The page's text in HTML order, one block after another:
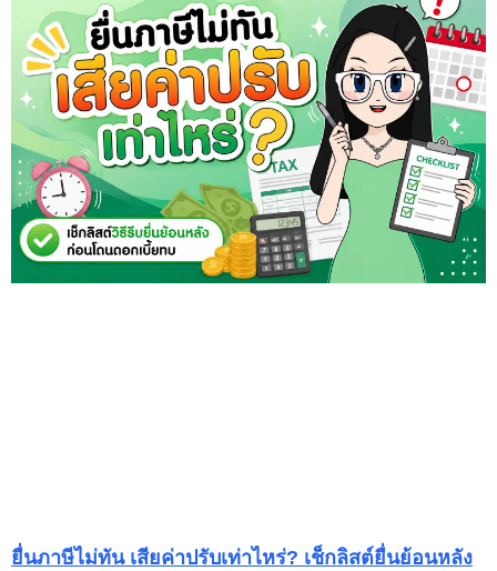
ยื่นภาษีไม่ทัน เสียค่าปรับเท่าไหร่? เช็กลิสต์ยื่นย้อนหลัง